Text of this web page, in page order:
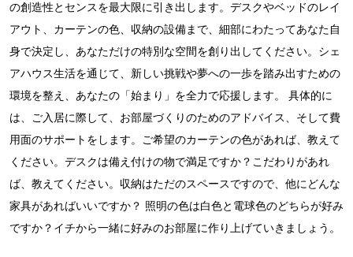
の創造性とセンスを最大限に引き出します。デスクやベッドのレイ
アウト、カーテンの色、収納の設備まで、細部にわたってあなた自
身で決定し、あなただけの特別な空間を創り出してください。シェ
アハウス生活を通じて、新しい挑戦や夢への一歩を踏み出すための
環境を整え、あなたの「始まり」を全力で応援します。 具体的に
は、ご入居に際して、お部屋づくりのためのアドバイス、そして費
用面のサポートをします。ご希望のカーテンの色があれば、教えて
ください。デスクは備え付けの物で満足ですか？こだわりがあれ
ば、教えてください。収納はただのスペースですので、他にどんな
家具があればいいですか？ 照明の色は白色と電球色のどちらが好み
ですか？イチから一緒に好みのお部屋に作り上げていきましょう。